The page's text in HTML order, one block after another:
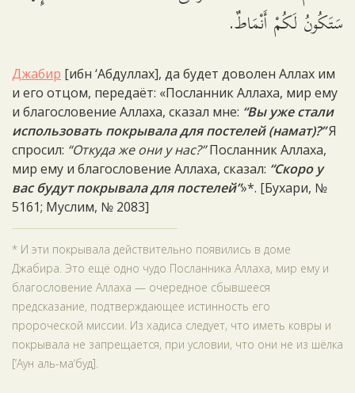
سَتَكُونُ لَكُمْ أَنْمَاطٌ.
Джабир [ибн ‘Абдуллах], да будет доволен Аллах им
и его отцом, передаёт: «Посланник Аллаха, мир ему
и благословение Аллаха, сказал мне: “Вы уже стали
использовать покрывала для постелей (намат)?”Я
спросил: “Откуда же они у нас?”Посланник Аллаха,
мир ему и благословение Аллаха, сказал: “Скоро у
вас будут покрывала для постелей”»*. [Бухари, №
5161; Муслим, № 2083]
* И эти покрывала действительно появились в доме
Джабира. Это ещё одно чудо Посланника Аллаха, мир ему и
благословение Аллаха — очередное сбывшееся
предсказание, подтверждающее истинность его
пророческой миссии. Из хадиса следует, что иметь ковры и
покрывала не запрещается, при условии, что они не из шёлка
[‘Аун аль-ма‘буд].